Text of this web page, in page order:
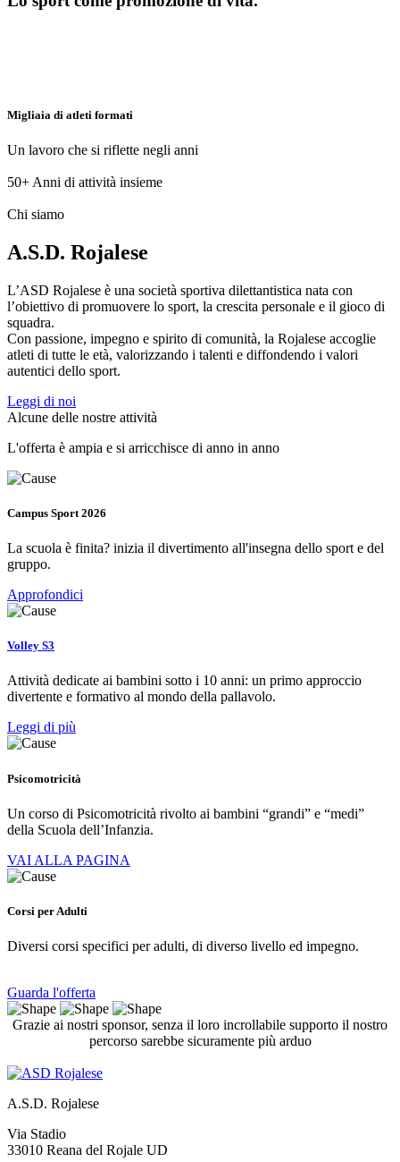
Migliaia di atleti formati
Un lavoro che si riflette negli anni
50+ Anni di attività insieme
Chi siamo
A.S.D. Rojalese
L’ASD Rojalese è una società sportiva dilettantistica nata con
l’obiettivo di promuovere lo sport, la crescita personale e il gioco di
squadra.
Con passione, impegno e spirito di comunità, la Rojalese accoglie
atleti di tutte le età, valorizzando i talenti e diffondendo i valori
autentici dello sport.
Leggi di noi
Alcune delle nostre attività
L'offerta è ampia e si arricchisce di anno in anno
Campus Sport 2026
La scuola è finita? inizia il divertimento all'insegna dello sport e del
gruppo.
Approfondici
Volley S3
Attività dedicate ai bambini sotto i 10 anni: un primo approccio
divertente e formativo al mondo della pallavolo.
Leggi di più
Psicomotricità
Un corso di Psicomotricità rivolto ai bambini “grandi” e “medi”
della Scuola dell’Infanzia.
VAI ALLA PAGINA
Corsi per Adulti
Diversi corsi specifici per adulti, di diverso livello ed impegno.
Guarda l'offerta
Grazie ai nostri sponsor, senza il loro incrollabile supporto il nostro
percorso sarebbe sicuramente più arduo
A.S.D. Rojalese
Via Stadio
33010 Reana del Rojale UD